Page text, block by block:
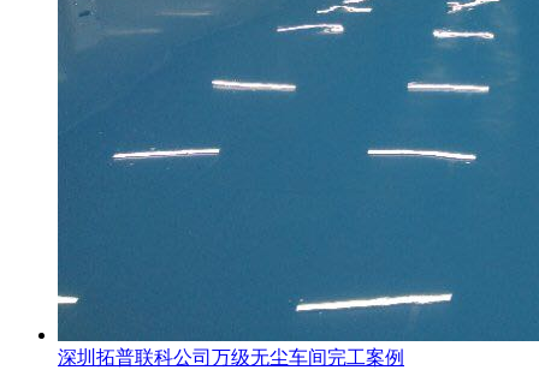
深圳拓普联科公司万级无尘车间完工案例